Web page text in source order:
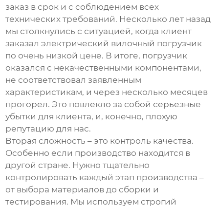
заказ в срок и с соблюдением всех
технических требований. Несколько лет назад
мы столкнулись с ситуацией, когда клиент
заказалэлектрический вилочный погрузчик
по очень низкой цене. В итоге, погрузчик
оказался с некачественными компонентами,
не соответствовал заявленным
характеристикам, и через несколько месяцев
прогорел. Это повлекло за собой серьезные
убытки для клиента, и, конечно, плохую
репутацию для нас.
Вторая сложность – это контроль качества.
Особенно если производство находится в
другой стране. Нужно тщательно
контролировать каждый этап производства –
от выбора материалов до сборки и
тестирования. Мы используем строгий